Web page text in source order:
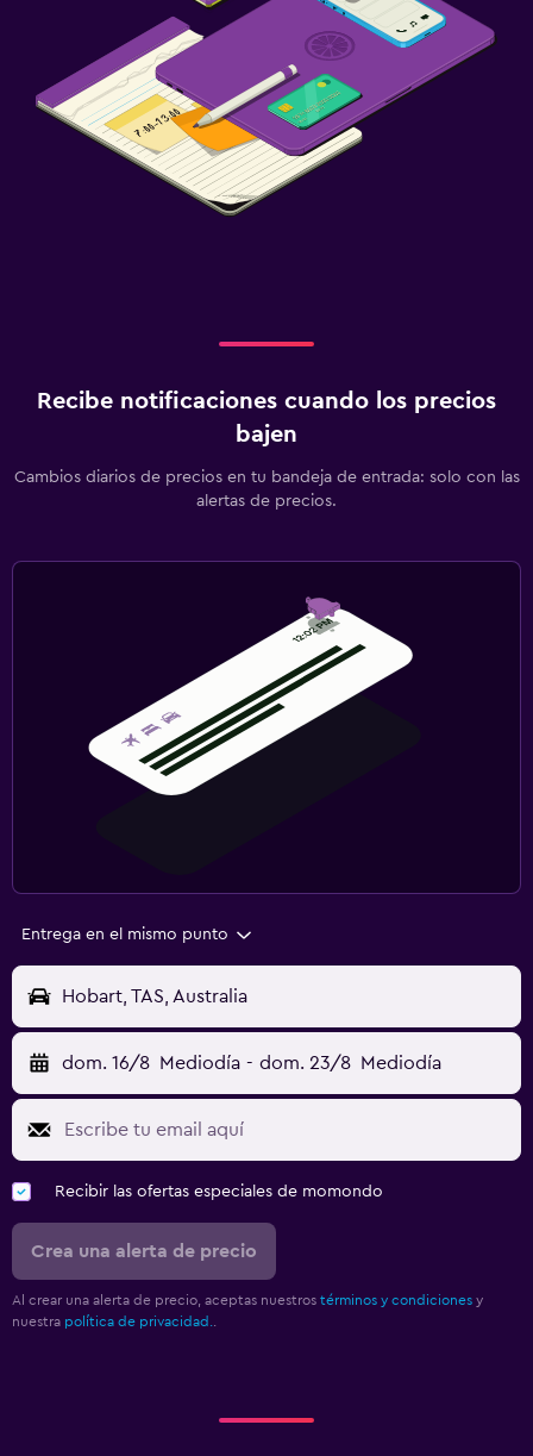
Recibe notificaciones cuando los precios
bajen
Cambios diarios de precios en tu bandeja de entrada: solo con las
alertas de precios.
Entrega en el mismo punto
Hobart, TAS, Australia
dom. 16/8 Mediodía - dom. 23/8 Mediodía
Recibir las ofertas especiales de momondo
Crea una alerta de precio
Al crear una alerta de precio, aceptas nuestros términos y condiciones y
nuestra política de privacidad.